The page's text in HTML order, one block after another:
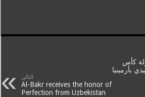
كأس
بأرمينيا
التالي
Al-Bakr receives the honor of
Perfection from Uzbekistan